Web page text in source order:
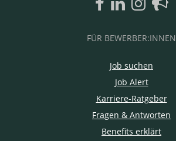
FÜR BEWERBER:INNEN
Job suchen
Job Alert
Karriere-Ratgeber
Fragen & Antworten
Benefits erklärt